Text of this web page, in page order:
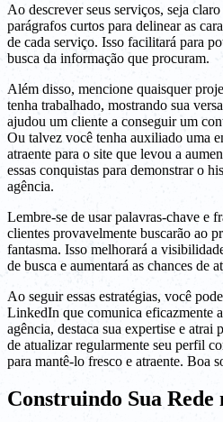
Ao descrever seus serviços, seja
parágrafos curtos para delinear as
de cada serviço. Isso facilitará para
busca da informação que procuram.
Além disso, mencione quaisquer
tenha trabalhado, mostrando sua
ajudou um cliente a conseguir um
Ou talvez você tenha auxiliado uma
atraente para o site que levou a
essas conquistas para demonstrar o
agência.
Lembre-se de usar palavras-chave e
clientes provavelmente buscarão ao
fantasma. Isso melhorará a
de busca e aumentará as chances de
Ao seguir essas estratégias, você
LinkedIn que comunica eficazmente
agência, destaca sua expertise e atrai
de atualizar regularmente seu perfil
para mantê-lo fresco e atraente. Boa
Construindo Sua